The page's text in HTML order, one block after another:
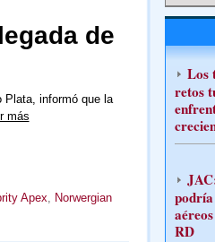
de
Plata, informó que la
más
Apex, Norwergian
Los
retos
RD